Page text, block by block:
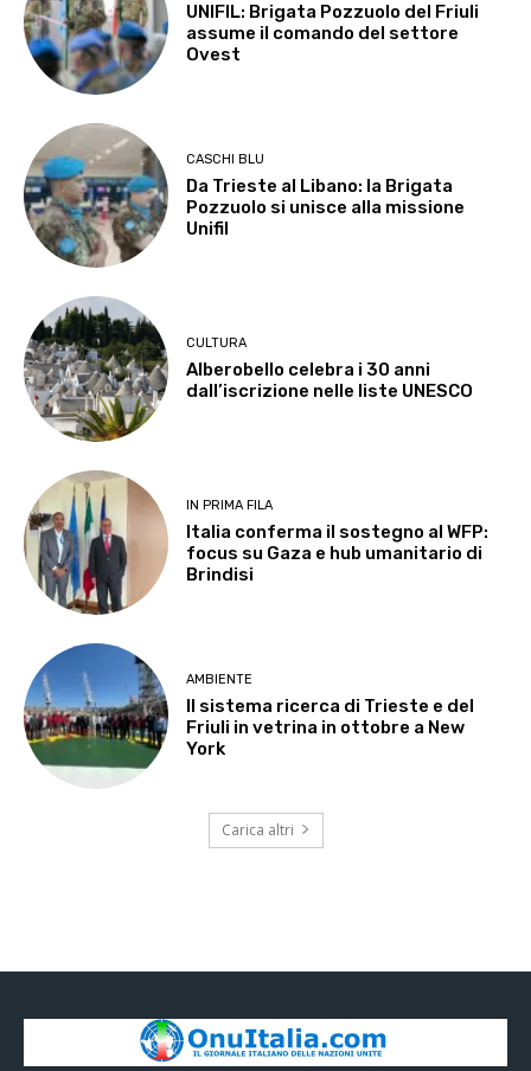
UNIFIL: Brigata Pozzuolo del Friuli
assume il comando del settore
Ovest
CASCHI BLU
Da Trieste al Libano: la Brigata
Pozzuolo si unisce alla missione
Unifil
CULTURA
Alberobello celebra i 30 anni
dall’iscrizione nelle liste UNESCO
IN PRIMA FILA
Italia conferma il sostegno al WFP:
focus su Gaza e hub umanitario di
Brindisi
AMBIENTE
Il sistema ricerca di Trieste e del
Friuli in vetrina in ottobre a New
York
Carica altri